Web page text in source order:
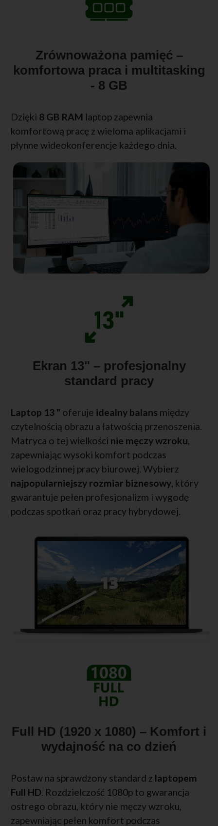
Zrównoważona pamięć –
komfortowa praca i multitasking
- 8 GB
Dzięki 8 GB RAM laptop zapewnia
komfortową pracę z wieloma aplikacjami i
płynne wideokonferencje każdego dnia.
Ekran 13" – profesjonalny
standard pracy
Laptop 13 " oferuje idealny balans między
czytelnością obrazu a łatwością przenoszenia.
Matryca o tej wielkości nie męczy wzroku
zapewniając wysoki komfort podczas
wielogodzinnej pracy biurowej. Wybierz
najpopularniejszy rozmiar biznesowy , który
gwarantuje pełen profesjonalizm i wygodę
podczas spotkań oraz pracy hybrydowej.
Full HD (1920 x 1080) – Komfort i
wydajność na co dzień
Postaw na sprawdzony standard z laptopem
Full HD. Rozdzielczość 1080p to gwarancja
ostrego obrazu, który nie męczy wzroku,
zapewniając pełen komfort podczas